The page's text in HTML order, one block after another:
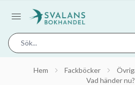
Hem Fackböcker
Vad händer nu?